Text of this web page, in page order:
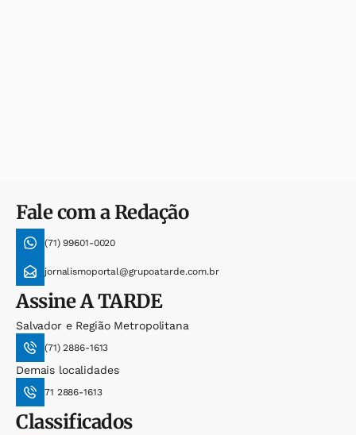
Fale com a Redação
(71) 99601-0020
jornalismoportal@grupoatarde.com.br
AssineA TARDE
Salvador e Região Metropolitana
(71) 2886-1613
Demais localidades
71 2886-1613
Classificados